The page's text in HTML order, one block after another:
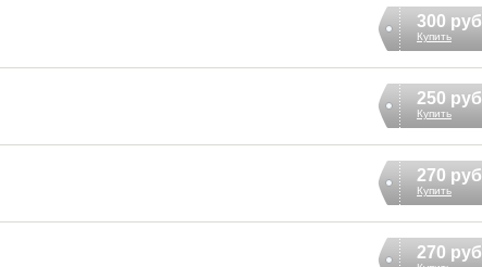
300 руб
Купить
250 руб
Купить
270 руб
Купить
270 руб